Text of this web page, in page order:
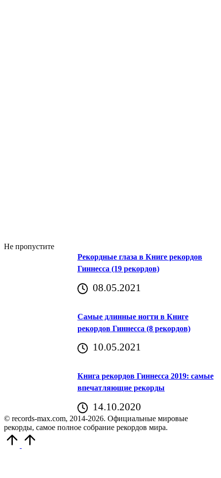
Не пропустите
Рекордные глаза в Книге рекордов
Гиннесса (19 рекордов)
08.05.2021
Самые длинные ногти в Книге
рекордов Гиннесса (8 рекордов)
10.05.2021
Книга рекордов Гиннесса 2019: самые
впечатляющие рекорды
14.10.2020
© records-max.com, 2014-2026. Официальные мировые
рекорды, самое полное собрание рекордов мира.